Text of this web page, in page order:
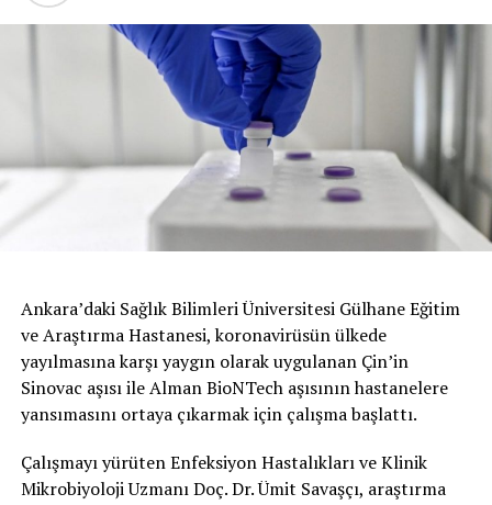
Ankara’daki Sağlık Bilimleri Üniversitesi Gülhane Eğitim
ve Araştırma Hastanesi, koronavirüsün ülkede
yayılmasına karşı yaygın olarak uygulanan Çin’in
Sinovac aşısı ile Alman BioNTech aşısının hastanelere
yansımasını ortaya çıkarmak için çalışma başlattı.
Çalışmayı yürüten Enfeksiyon Hastalıkları ve Klinik
Mikrobiyoloji Uzmanı Doç. Dr. Ümit Savaşçı, araştırma